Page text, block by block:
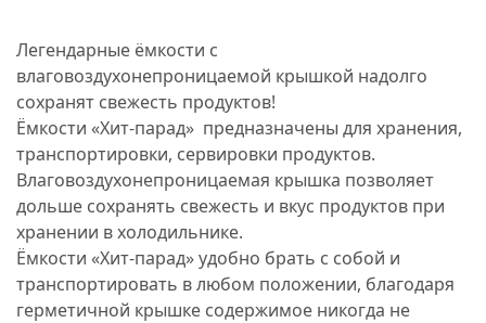
Легендарные ёмкости с
влаговоздухонепроницаемой крышкой надолго
сохранят свежесть продуктов!
Ёмкости «Хит-парад» предназначены для хранения,
транспортировки, сервировки продуктов.
Влаговоздухонепроницаемая крышка позволяет
дольше сохранять свежесть и вкус продуктов при
хранении в холодильнике.
Ёмкости «Хит-парад» удобно брать с собой и
транспортировать в любом положении, благодаря
герметичной крышке содержимое никогда не